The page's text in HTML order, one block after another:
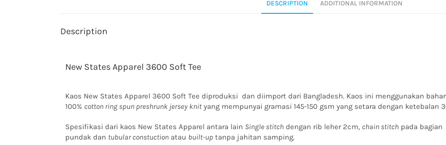
DESCRIPTION ADDITIONAL INFORMATION
Description
New States Apparel 3600 Soft Tee
Kaos New States Apparel 3600 Soft Tee diproduksi dan diimport dari Bangladesh. Kaos ini menggunakan
100% cotton ring spun preshrunk jersey knityang mempunyai gramasi 145-150 gsm yang setara dengan ketebalan
Spesifikasi dari kaos New States Apparel antara lain Single stitchdengan rib leher 2cm, chain stitchpada bagian
pundak dan tubular constuctionatau built-uptanpa jahitan samping.